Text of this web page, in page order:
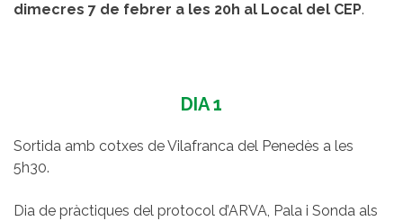
dimecres 7 de febrer a les 20h al Local del CEP.
DIA 1
Sortida amb cotxes de Vilafranca del Penedès a les
5h30.
Dia de pràctiques del protocol d’ARVA, Pala i Sonda als